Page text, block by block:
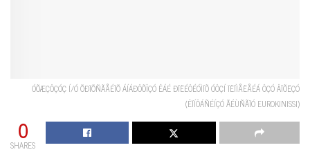
ÓÕÆÇÔÇÓÇ Í/Ó ÕÐÏÕÑÃÅÉÏÕ ÁÍÁÐÔÕÎÇÓ ÊÁÉ ÐÏËÉÔÉÓÌÏÕ ÓÔÇÍ ÏËÏÌÅËÅÉÁ ÔÇÓ ÂÏÕËÇÓ
(ÊÏÍÔÁÑÉÍÇÓ ÃÉÙÑÃÏÓ EUROKINISSI)
0
SHARES